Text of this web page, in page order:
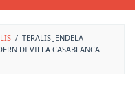
/ TERALIS JENDELA
DI VILLA CASABLANCA